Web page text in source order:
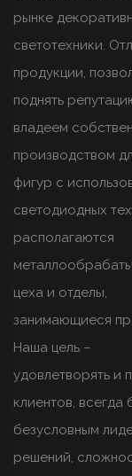
рынке
светотехники.
продукции,
поднять
владеем
производством
фигур с
светодиодных
располагаются
цеха и отделы,
занимающиеся
Наша цель –
удовлетворять и
клиентов, всегда
безусловным
решений,